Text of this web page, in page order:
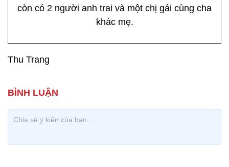
còn có 2 người anh trai và một chị gái cùng cha
khác mẹ.
Thu Trang